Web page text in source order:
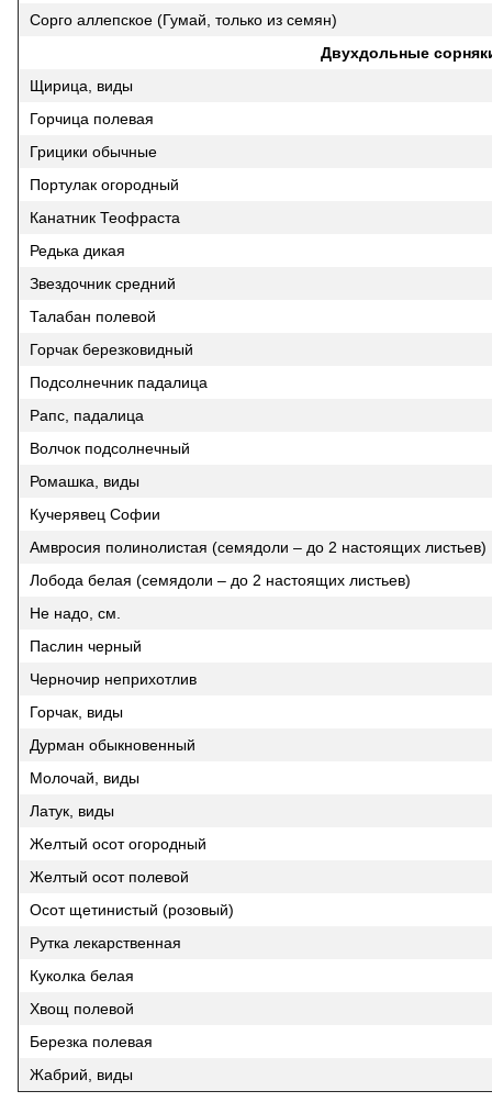
Cорго аллепское (Гумай, только из семян)
Двухдольные
Щирица, виды
Горчица полевая
Грицики обычные
Портулак огородный
Канатник Теофраста
Редька дикая
Звездочник средний
Талабан полевой
Горчак березковидный
Подсолнечник падалица
Рапс, падалица
Волчок подсолнечный
Ромашка, виды
Кучерявец Софии
Амвросия полинолистая (семядоли – до 2 настоящих листьев)
Лобода белая (семядоли – до 2 настоящих листьев)
Не надо, см.
Паслин черный
Черночир неприхотлив
Горчак, виды
Дурман обыкновенный
Молочай, виды
Латук, виды
Желтый осот огородный
Желтый осот полевой
Осот щетинистый (розовый)
Рутка лекарственная
Куколка белая
Хвощ полевой
Березка полевая
Жабрий, виды